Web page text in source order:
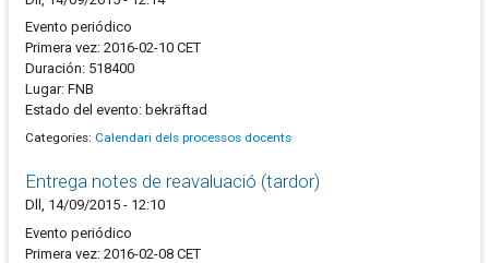
Evento periódico
Primera vez: 2016-02-10 CET
Duración: 518400
Lugar: FNB
Estado del evento: bekräftad
Categories: Calendari dels processos docents
Entrega notes de reavaluació (tardor)
Dll, 14/09/2015 - 12:10
Evento periódico
Primera vez: 2016-02-08 CET